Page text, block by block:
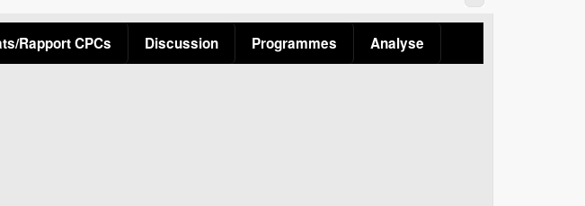
Rapport CPCs Discussion Programmes Analyse